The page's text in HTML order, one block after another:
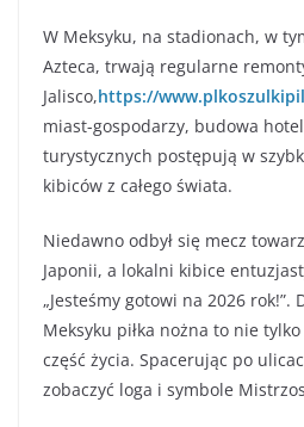
W Meksyku, na stadionach, w
Azteca, trwają regularne
Jalisco,https://
miast-gospodarzy, budowa
turystycznych postępują w
kibiców z całego świata.
Niedawno odbył się mecz
Japonii, a lokalni kibice
„Jesteśmy gotowi na 2026 rok!”.
Meksyku piłka nożna to nie
część życia. Spacerując po
zobaczyć loga i symbole